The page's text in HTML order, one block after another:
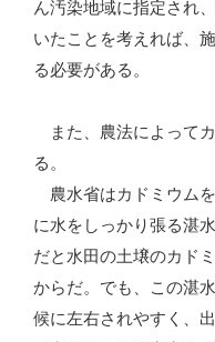
ん汚染地域に指定され
いたことを考えれば、
る必要がある。
また、農法によって
る。
農水省はカドミウム
に水をしっかり張る湛
だと水田の土壌のカド
からだ。でも、この湛
候に左右されやすく、